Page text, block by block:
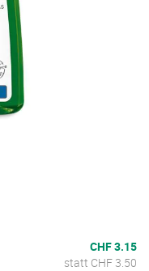
CHF 3.15
statt CHF 3.50